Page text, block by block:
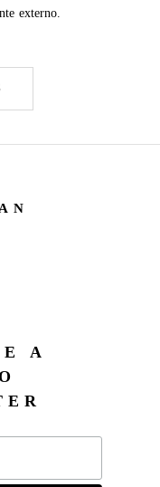
externo.
A